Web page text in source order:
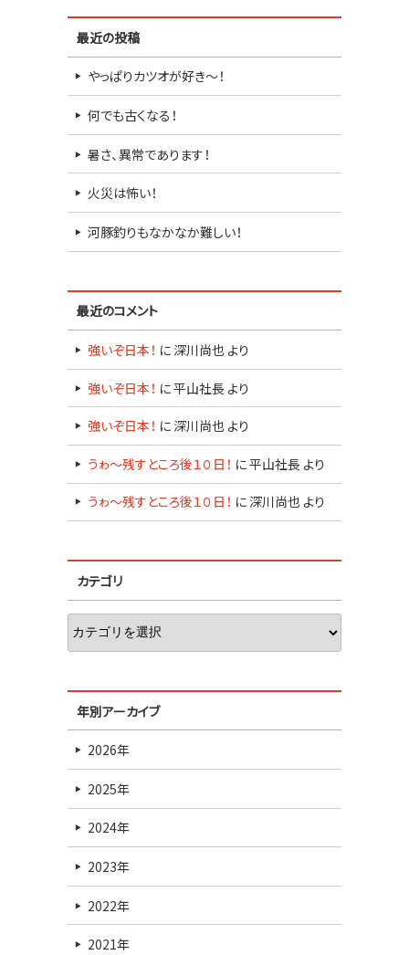
最近の投稿
やっぱりカツオが好き～！
何でも古くなる！
暑さ、異常であります！
火災は怖い！
河豚釣りもなかなか難しい！
最近のコメント
強いぞ日本！ に 深川尚也 より
強いぞ日本！ に平山社長 より
強いぞ日本！ に 深川尚也 より
うゎ～残すところ後１０日！ に平山社長 より
うゎ～残すところ後１０日！ に 深川尚也 より
カテゴリ
年別アーカイブ
2026年
2025年
2024年
2023年
2022年
2021年